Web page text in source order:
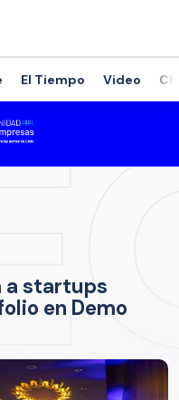
El Tiempo Video
a startups
en Demo